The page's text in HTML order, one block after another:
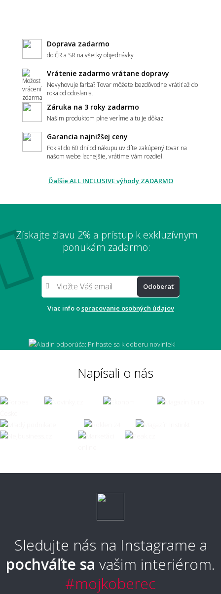
Aký koberec zvoliť do moderného interiéru?
Aký veľký koberec zvoliť pod sedačku?
Aký veľký presah má mať koberec pod
stolom?
Môže mi koberec opticky zväčšiť miestnosť?
👣 Pohodlie a každodenné používanie
naboso?
Aký typ koberca je najpohodlnejší?
Aký typ koberca sa nebude zošliapávať?
Doprava zadarmo
do ČR a SR na všetky objednávky
Vrátenie zadarmo vrátane dopravy
Nevyhovuje farba? Tovar môžete bezdôvodne vrátiť až do
roka od odoslania.
Záruka na 3 roky zadarmo
Našim produktom plne veríme a tu je dôkaz.
Garancia najnižšej ceny
Pokiaľ do 60 dní od nákupu uvidíte zakúpený tovar na
našom webe lacnejšie, vrátime Vám rozdiel.
Ďalšie ALL INCLUSIVE výhody ZADARMO
Získajte zľavu 2% a prístup k exkluzívnym
ponukám zadarmo:
Odoberať
Viac info ospracovanie osobných údajov
Napísali o nás
Sledujte nás na Instagrame a
pochváľte sa vašim interiérom.
#mojkoberec